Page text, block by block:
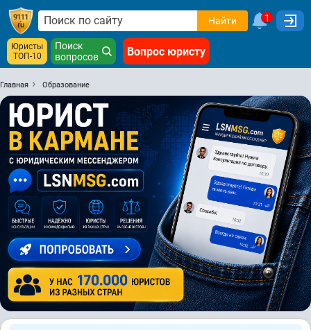
Найти 1
Юристы
ТОП-10
Поиск
вопросов
Вопрос юристу
Главная Образование